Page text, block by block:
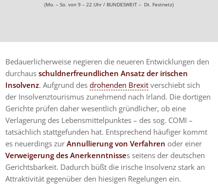
(Mo. – So. von 9 – 22 Uhr / BUNDESWEIT – Dt. Festnetz)
Bedauerlicherweise negieren die neueren Entwicklungen den
durchausschuldnerfreundlichen Ansatz der irischen
Insolvenz. Aufgrund desdrohenden Brexit verschiebt sich
der Insolvenztourismus zunehmend nach Irland. Die dortigen
Gerichte prüfen daher wesentlich gründlicher, ob eine
Verlagerung des Lebensmittelpunktes – des sog. COMI –
tatsächlich stattgefunden hat. Entsprechend häufiger kommt
es neuerdings zurAnnullierung von Verfahren oder einer
Verweigerung des Anerkenntnisses seitens der deutschen
Gerichtsbarkeit. Dadurch büßt die irische Insolvenz stark an
Attraktivität gegenüber den hiesigen Regelungen ein.